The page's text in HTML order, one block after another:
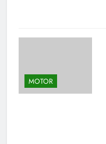
MOTOR